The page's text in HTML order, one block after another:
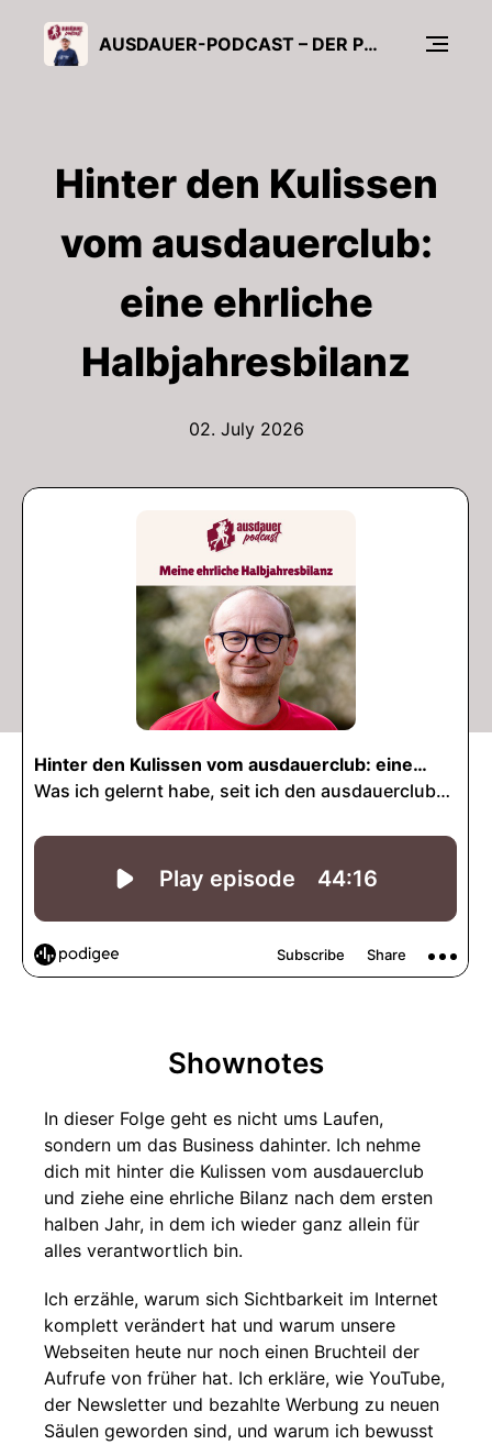
AUSDAUER-PODCAST – DER PODCAST VOM AUSDAUERCLUB ÜBERS LAUFEN
Hinter den Kulissen
vom ausdauerclub:
eine ehrliche
Halbjahresbilanz
02. July 2026
Shownotes
In dieser Folge geht es nicht ums Laufen,
sondern um das Business dahinter. Ich nehme
dich mit hinter die Kulissen vom ausdauerclub
und ziehe eine ehrliche Bilanz nach dem ersten
halben Jahr, in dem ich wieder ganz allein für
alles verantwortlich bin.
Ich erzähle, warum sich Sichtbarkeit im Internet
komplett verändert hat und warum unsere
Webseiten heute nur noch einen Bruchteil der
Aufrufe von früher hat. Ich erkläre, wie YouTube,
der Newsletter und bezahlte Werbung zu neuen
Säulen geworden sind, und warum ich bewusst